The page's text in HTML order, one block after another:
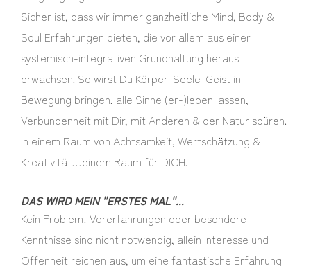
Sicher ist, dass wir immer ganzheitliche Mind, Body &
Soul Erfahrungen bieten, die vor allem aus einer
systemisch-integrativen Grundhaltung heraus
erwachsen. So wirst Du Körper-Seele-Geist in
Bewegung bringen, alle Sinne (er-)leben lassen,
Verbundenheit mit Dir, mit Anderen & der Natur spüren.
In einem Raum von Achtsamkeit, Wertschätzung &
Kreativität…einem Raum für DICH.
DAS WIRD MEIN "ERSTES MAL"...
Kein Problem! Vorerfahrungen oder besondere
Kenntnisse sind nicht notwendig, allein Interesse und
Offenheit reichen aus, um eine fantastische Erfahrung